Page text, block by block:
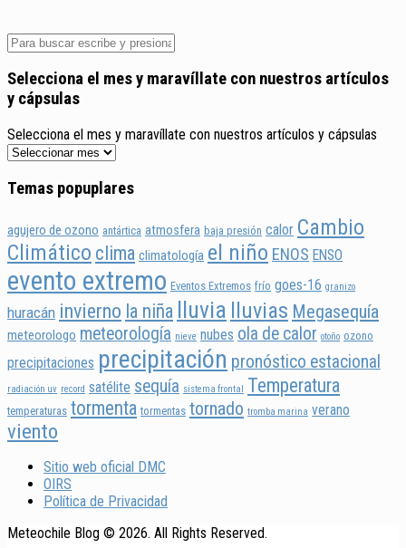
Selecciona el mes y maravíllate con nuestros artículos
y cápsulas
Selecciona el mes y maravíllate con nuestros artículos y cápsulas
Temas popuplares
agujero de ozono antártica atmosfera baja presión calor Cambio
Climático clima climatología el niño ENOS ENSO
evento extremo Eventos Extremos frío goes-16 granizo
huracán invierno la niña lluvia lluvias Megasequía
meteorologo meteorología nieve nubes ola de calor otoño ozono
precipitaciones precipitación pronóstico estacional
radiación uv record satélite sequía sistema frontal Temperatura
temperaturas tormenta tormentas tornado tromba marina verano
viento
Sitio web oficial DMC
OIRS
Política de Privacidad
Meteochile Blog © 2026. All Rights Reserved.